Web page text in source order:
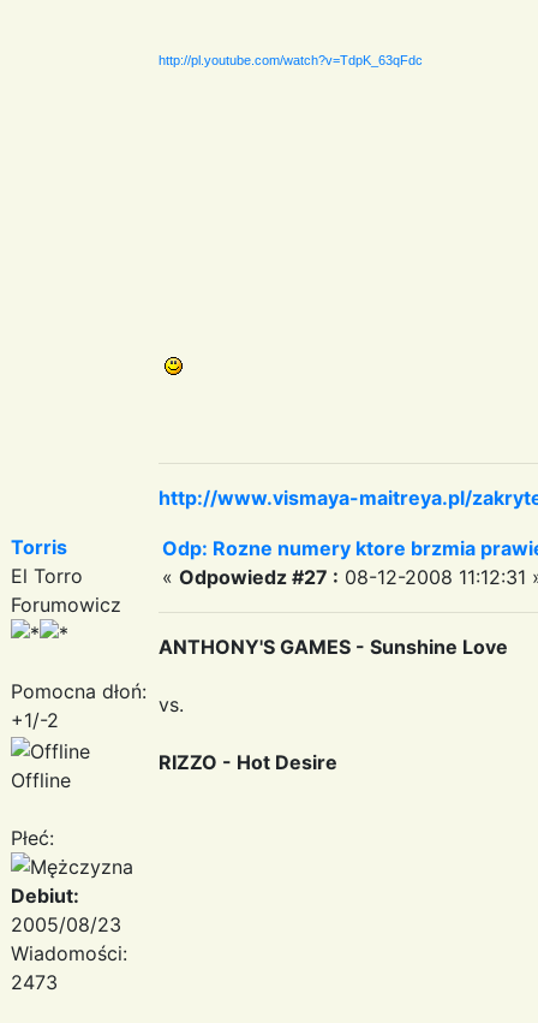
http://pl.youtube.com/watch?v=TdpK_63qFdc
http://www.vismaya-maitreya.pl/
Torris
El Torro
Forumowicz
Pomocna dłoń:
+1/-2
Offline
Płeć:
Debiut:
2005/08/23
Wiadomości:
2473
Odp: Rozne numery ktore brzmia
« Odpowiedz #27 : 08-12-2008 11:12:31
ANTHONY'S GAMES - Sunshine Love
vs.
RIZZO - Hot Desire